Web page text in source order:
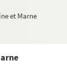
et Marne
(1989 ; Théâtre